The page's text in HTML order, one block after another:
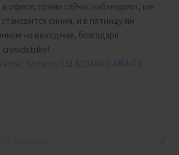
офисе, прямо сейчас наблюдают, как
синим, и в пятницу им
на выходные, благодаря
crowdstrike!
status/1814203169414484474